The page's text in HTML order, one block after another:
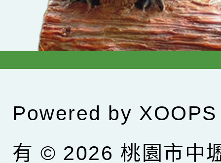
Powered by XOOPS
有 © 2026 桃園市中